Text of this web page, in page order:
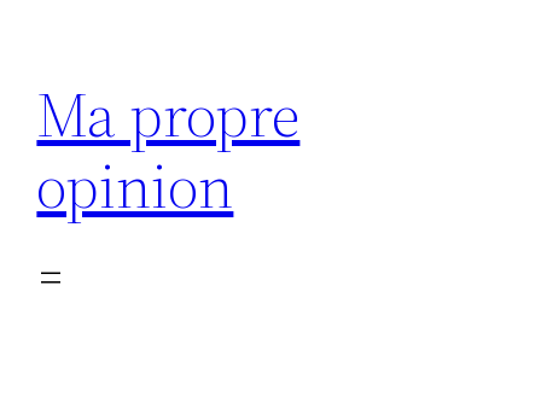
contenu
Ma propre
opinion